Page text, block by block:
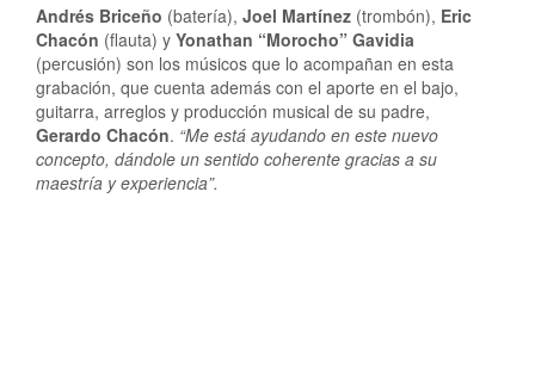
Andrés Briceño (batería), Joel Martínez (trombón), Eric
Chacón (flauta) y Yonathan “Morocho” Gavidia
(percusión) son los músicos que lo acompañan en esta
grabación, que cuenta además con el aporte en el bajo,
guitarra, arreglos y producción musical de su padre,
Gerardo Chacón. “Me está ayudando en este nuevo
concepto, dándole un sentido coherente gracias a su
maestría y experiencia”.